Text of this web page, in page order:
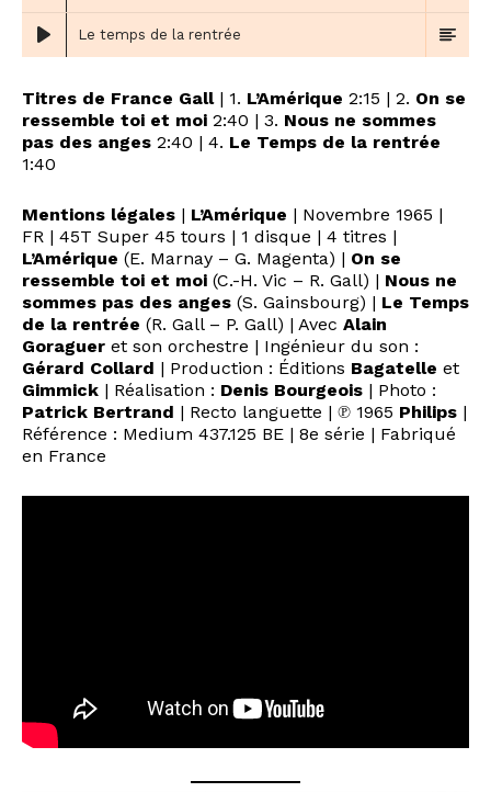
Le temps de la rentrée
Titres de France Gall| 1. L’Amérique 2:15 | 2. On se
ressemble toi et moi 2:40 | 3. Nous ne sommes
pas des anges 2:40 | 4. Le Temps de la rentrée
1:40
Mentions légales | L’Amérique | Novembre 1965 |
FR | 45T Super 45 tours | 1 disque | 4 titres |
L’Amérique (E. Marnay – G. Magenta) | On se
ressemble toi et moi (C.-H. Vic – R. Gall) | Nous ne
sommes pas des anges (S. Gainsbourg) | Le Temps
de la rentrée (R. Gall – P. Gall) | Avec Alain
Goraguer et son orchestre | Ingénieur du son :
Gérard Collard | Production : Éditions Bagatelle et
Gimmick | Réalisation : Denis Bourgeois | Photo :
Patrick Bertrand | Recto languette | ℗ 1965 Philips |
Référence : Medium 437.125 BE | 8e série | Fabriqué
en France